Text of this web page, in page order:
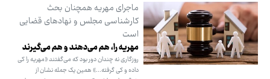
ماجرای مهریه همچنان بحث
کارشناسی مجلس و نهادهای قضایی
است
مهریه را، هم می‌دهند و هم می‌گیرند
روزگاری نه چندان دور بود که می‌گفتند «مهریه را کی
داده و کی گرفته...» همین یک جمله نشان از